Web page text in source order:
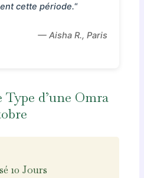
cette période.“
— Aisha R., Paris
d’une Omra
10 Jours